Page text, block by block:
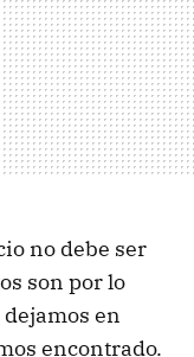
no debe ser
son por lo
en
encontrado.